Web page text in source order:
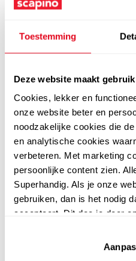
Toestemming
Deze website maakt
Cookies, lekker en
onze website beter en
noodzakelijke cookies die
en analytische cookies
verbeteren. Met marketing
persoonlijke content zien.
Superhandig. Als je onze
gebruiken, dan is het nodig
accepteert. Dit doe je door
website niet optimaal